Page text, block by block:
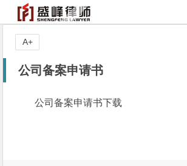
公司备案申请书
公司备案申请书下载
A+